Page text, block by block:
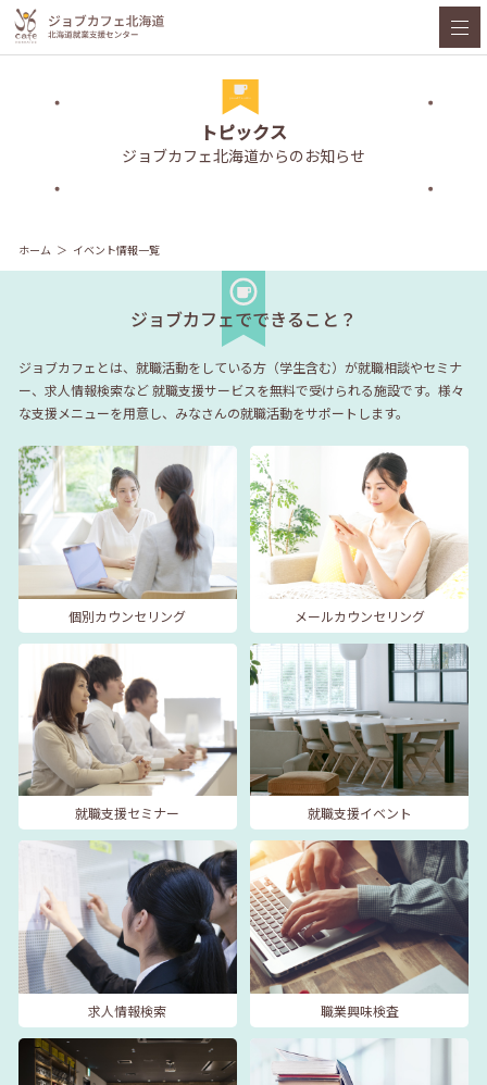
トピックス
ジョブカフェ北海道からのお知らせ
ホーム イベント情報一覧
ジョブカフェでできること？
ジョブカフェとは、就職活動をしている方（学生含む）が就職相談やセミナ
ー、求人情報検索など就職支援サービスを無料で受けられる施設です。様々
な支援メニューを用意し、みなさんの就職活動をサポートします。
個別カウンセリング メールカウンセリング
就職支援セミナー 就職支援イベント
求人情報検索 職業興味検査